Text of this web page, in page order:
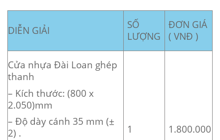
DIỄN GIẢI
SỐ
LƯỢNG
ĐƠN GIÁ
( VNĐ )
Cửa nhựa Đài Loan ghép
thanh
– Kích thước: (800 x
2.050)mm
– Độ dày cánh 35 mm (±
2) .
1 1.800.000